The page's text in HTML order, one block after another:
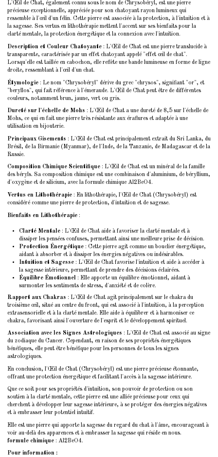
L'Œil de Chat, également connu sous le nom de Chrysobéryl, est une pierre
précieuse exceptionnelle, appréciée pour son chatoyant rayon lumineux qui
ressemble à l'œil d'un félin. Cette pierre est associée à la protection, à l'intuition et à
la sagesse. Ses vertus en lithothérapie mettent l'accent sur ses bienfaits pour la
clarté mentale, la protection énergétique et la connexion avec l'intuition.
Description et Couleur Chatoyante : L'Œil de Chat est une pierre translucide à
transparente, caractérisée par un effet chatoyant appelé "effet œil de chat".
Lorsqu'elle est taillée en cabochon, elle reflète une bande lumineuse en forme de ligne
droite, ressemblant à l'œil d'un chat.
Étymologie : Le nom "Chrysobéryl" dérive du grec "chrysos", signifiant "or", et
"beryllos", qui fait référence à l'émeraude. L'Œil de Chat peut être de différentes
couleurs, notamment brun, jaune, vert ou gris.
Dureté sur l'échelle de Mohs : L'Œil de Chat a une dureté de 8,5 sur l'échelle de
Mohs, ce qui en fait une pierre très résistante aux éraflures et adaptée à une
utilisation en bijouterie.
Principaux Gisements : L'Œil de Chat est principalement extrait du Sri Lanka, du
Brésil, de la Birmanie (Myanmar), de l'Inde, de la Tanzanie, de Madagascar et de la
Russie.
Composition Chimique Scientifique : L'Œil de Chat est un minéral de la famille
des béryls. Sa composition chimique est une combinaison d'aluminium, de béryllium,
d'oxygène et de silicium, avec la formule chimique Al2BeO4.
Vertus en Lithothérapie : En lithothérapie, l'Œil de Chat (Chrysobéryl) est
considéré comme une pierre de protection, d'intuition et de sagesse.
Bienfaits en Lithothérapie :
Clarté Mentale : L'Œil de Chat aide à favoriser la clarté mentale et à
dissiper les pensées confuses, permettant ainsi une meilleure prise de décision.
Protection Énergétique : Cette pierre agit comme un bouclier énergétique,
aidant à absorber et à dissiper les énergies négatives ou indésirables.
Intuition et Sagesse : L'Œil de Chat favorise l'intuition et aide à accéder à
la sagesse intérieure, permettant de prendre des décisions éclairées.
Équilibre Émotionnel : Elle apporte un équilibre émotionnel, aidant à
surmonter les sentiments de stress, d'anxiété et de colère.
Rapport aux Chakras : L'Œil de Chat agit principalement sur le chakra du
troisième œil, situé au centre du front, qui est associé à l'intuition, à la perception
extrasensorielle et à la clarté mentale. Elle aide à équilibrer et à harmoniser ce
chakra, favorisant ainsi l'ouverture de l'esprit et le développement spirituel.
Association avec les Signes Astrologiques : L'Œil de Chat est associé au signe
du zodiaque du Cancer. Cependant, en raison de ses propriétés énergétiques
bénéfiques, elle peut être bénéfique pour les personnes de tous les signes
astrologiques.
En conclusion, l'Œil de Chat (Chrysobéryl) est une pierre précieuse étonnante,
offrant une protection énergétique et facilitant l'accès à la sagesse intérieure.
Que ce soit pour ses propriétés d'intuition, son pouvoir de protection ou son
soutien à la clarté mentale, cette pierre est une alliée précieuse pour ceux qui
cherchent à développer leur sagesse intérieure, à se protéger des énergies négatives
et à embrasser leur potentiel intuitif.
Elle est une pierre qui apporte la sagesse du regard du chat à l'âme, encourageant à
voir au-delà des apparences et à embrasser la sagesse qui réside en nous.
formule chimique : Al2BeO4.
Pour information :